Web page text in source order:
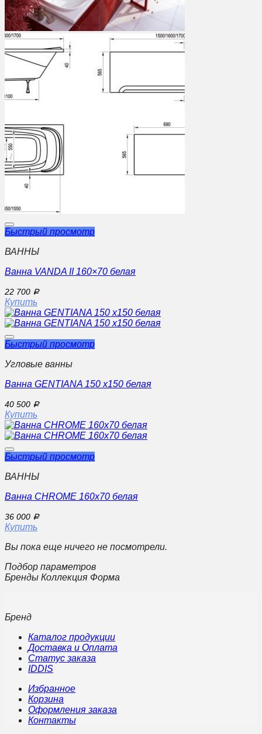
Быстрый просмотр
ВАННЫ
Ванна VANDA II 160×70 белая
22 700 Р
Купить
Быстрый просмотр
Угловые ванны
Ванна GENTIANA 150 x150 белая
40 500 Р
Купить
Быстрый просмотр
ВАННЫ
Ванна CHROME 160х70 белая
36 000 Р
Купить
Вы пока еще ничего не посмотрели.
Подбор параметров
Бренды Коллекция Форма
Бренд
Каталог продукции
Доставка и Оплата
Статус заказа
IDDIS
Избранное
Корзина
Оформления заказа
Контакты